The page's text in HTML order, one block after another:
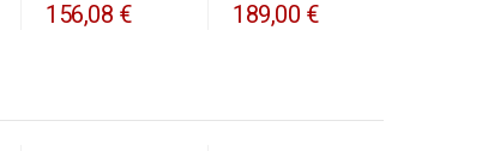
156,08 € 189,00 €